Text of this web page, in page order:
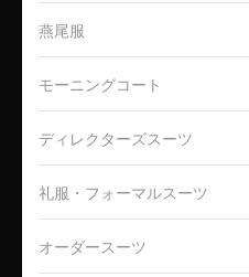
燕尾服
モーニングコート
ディレクターズスーツ
礼服・フォーマルスーツ
オーダースーツ